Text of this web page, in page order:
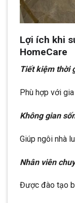
Lợi ích khi
HomeCare
Tiết kiệm thời
Phù hợp với
Không gian
Giúp ngôi nhà
Nhân viên
Được đào tạo